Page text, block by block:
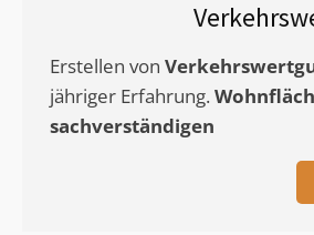
Erstellen von
jähriger Erfahrung.
sachverständigen